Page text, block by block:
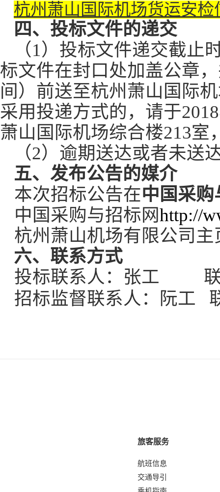
杭州萧山国际机场货运安
四、投标文件的递交
（1）投标文件递交截止
标文件在封口处加盖公章
间）前送至杭州萧山国际
采用投递方式的，请于2018
萧山国际机场综合楼213室
（2） 逾期送达或者未送
五、发布公告的媒介
本次招标公告在中国采
中国采购与招标网http://
杭州萧山机场有限公司主
六、联系方式
投标联系人：张工
招标监督联系人：阮工
旅客服务
航班信息
交通导引